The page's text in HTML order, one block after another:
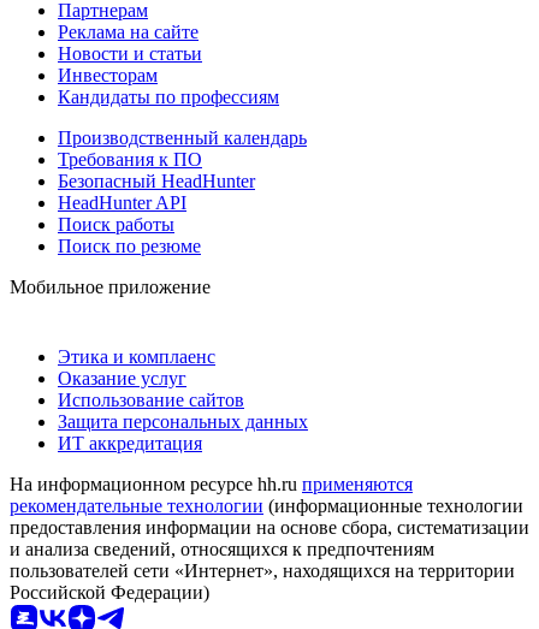
Партнерам
Реклама на сайте
Новости и статьи
Инвесторам
Кандидаты по профессиям
Производственный календарь
Требования к ПО
Безопасный HeadHunter
HeadHunter API
Поиск работы
Поиск по резюме
Мобильное приложение
Этика и комплаенс
Оказание услуг
Использование сайтов
Защита персональных данных
ИТ аккредитация
На информационном ресурсе hh.ru применяются
рекомендательные технологии (информационные технологии
предоставления информации на основе сбора, систематизации
и анализа сведений, относящихся к предпочтениям
пользователей сети «Интернет», находящихся на территории
Российской Федерации)